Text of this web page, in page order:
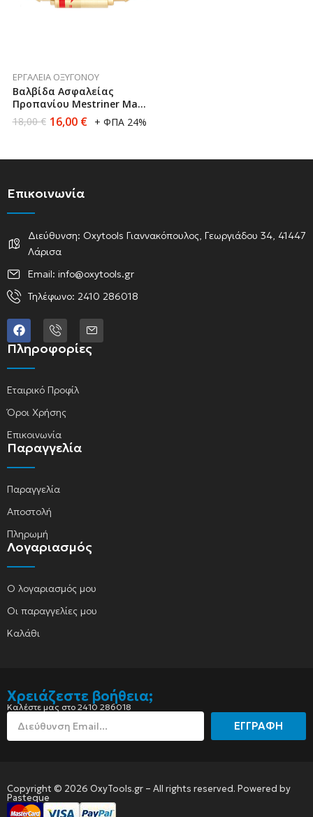
ΕΡΓΑΛΕΊΑ ΟΞΥΓΌΝΟΥ
Βαλβίδα Ασφαλείας
Προπανίου Mestriner Made
In Italy
18,00€ 16,00 € + ΦΠΑ 24%
Επικοινωνία
Διεύθυνση: Oxytools Γιαννακόπουλος, Γεωργιάδου 34, 41447
Λάρισα
Email: info@oxytools.gr
Τηλέφωνο: 2410 286018
Πληροφορίες
Εταιρικό Προφίλ
Όροι Χρήσης
Επικοινωνία
Παραγγελία
Παραγγελία
Αποστολή
Πληρωμή
Λογαριασμός
Ο λογαριασμός μου
Οι παραγγελίες μου
Καλάθι
Χρειάζεστε βοήθεια;
Καλέστε μας στο 2410 286018
ΕΓΓΡΑΦΗ
Copyright © 2026 OxyTools.gr – All rights reserved. Powered by
Pasteque